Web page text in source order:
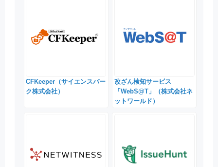
CFKeeper（サイエンスパー
ク株式会社）
改ざん検知サービス
「WebS@T」（株式会社ネ
ットワールド）